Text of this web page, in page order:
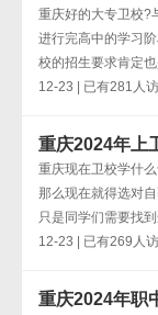
重庆好的大专卫校?
进行完高中的学习
校的招生要求肯定
12-23 | 已有281人
重庆2024年上
重庆现在卫校学什
那么现在就得选对
只是同学们需要找
12-23 | 已有269人
重庆2024年职